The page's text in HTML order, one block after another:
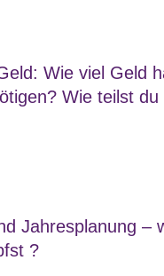
Wie viel Geld
Wie teilst
Jahresplanung –
?